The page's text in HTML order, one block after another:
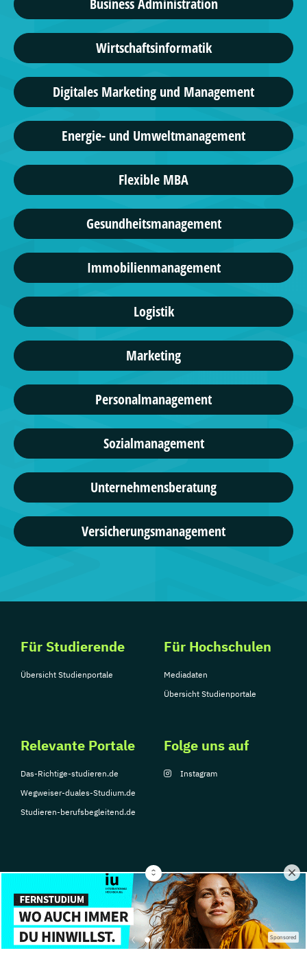
Sponsored
Wirtschaftsinformatik
Digitales Marketing und Management
Energie- und Umweltmanagement
Flexible MBA
Gesundheitsmanagement
Immobilienmanagement
Logistik
Marketing
Personalmanagement
Sozialmanagement
Unternehmensberatung
Versicherungsmanagement
Für Studierende
Übersicht Studienportale
Für Hochschulen
Mediadaten
Übersicht Studienportale
Relevante Portale
Das-Richtige-studieren.de
Wegweiser-duales-Studium.de
Studieren-berufsbegleitend.de
Folge uns auf
Instagram
© Copyright 2026, TarGroup Media GmbH
Impressum
Über
uns
Datenschutzerklärung Nutzungsbedingungen